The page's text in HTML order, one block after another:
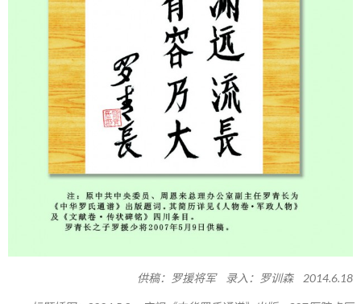
供稿：罗援将军 录入：罗训森 2014.6.18